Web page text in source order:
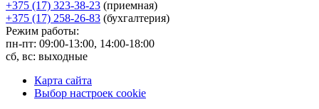
+375 (17) 323-38-23 (приемная)
+375 (17) 258-26-83 (бухгалтерия)
Режим работы:
пн-пт: 09:00-13:00, 14:00-18:00
сб, вс: выходные
Карта сайта
Выбор настроек cookie